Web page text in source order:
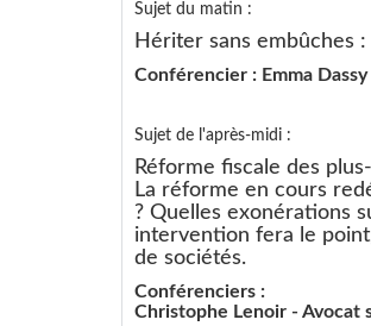
Sujet du matin :
Hériter sans embûches
Conférencier : Emma
Sujet de l'après-midi :
Réforme fiscale des
La réforme en cours
? Quelles exonérations
intervention fera le
de sociétés.
Conférenciers :
Christophe Lenoir - Avocat